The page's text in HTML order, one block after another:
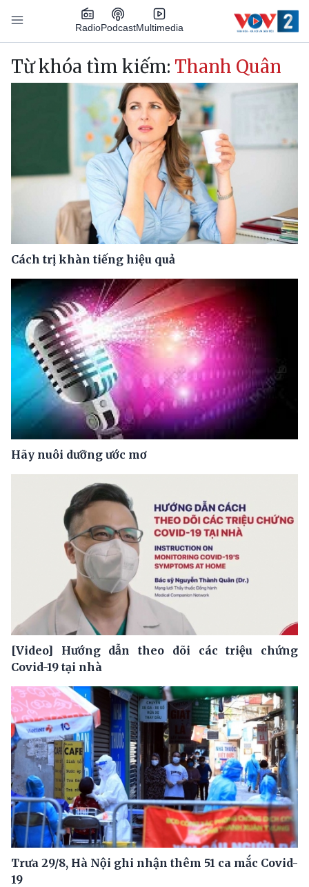
Nhảy đến nội dung
RadioPodcastMultimedia
Main navigation
Từ khóa tìm kiếm: Thanh Quân
Cách trị khàn tiếng hiệu quả
Hãy nuôi dưỡng ước mơ
[Video] Hướng dẫn theo dõi các triệu chứng
Covid-19 tại nhà
Trưa 29/8, Hà Nội ghi nhận thêm 51 ca mắc Covid-
19